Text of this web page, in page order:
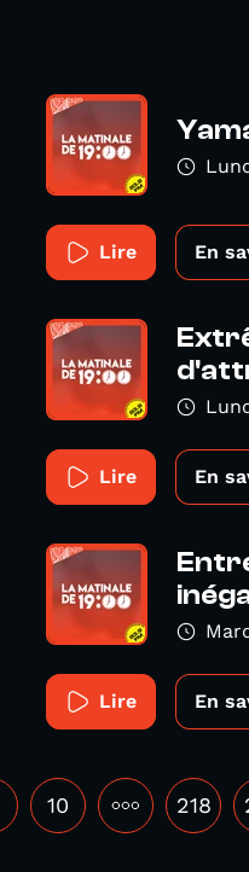
Lire En
Lire En
Lire En
10 ••• 218